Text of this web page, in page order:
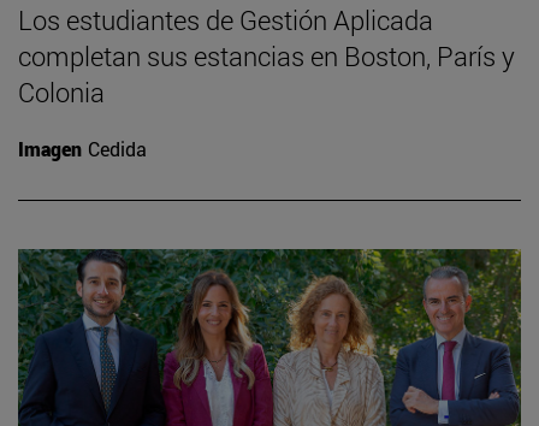
Los estudiantes de Gestión Aplicada
completan sus estancias en Boston, París y
Colonia
Imagen Cedida